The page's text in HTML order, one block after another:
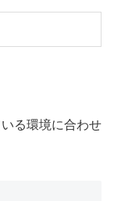
る環境に合わせ